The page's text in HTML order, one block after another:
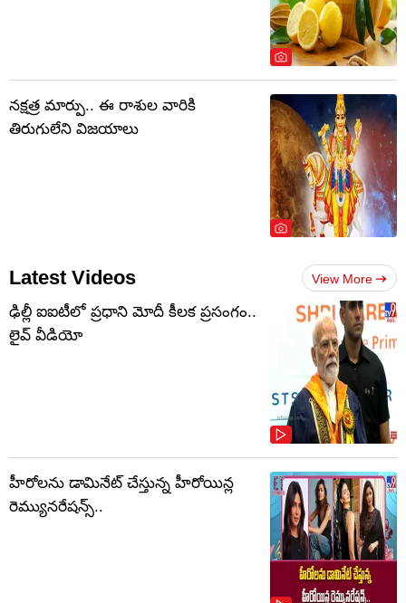
నక్షత్ర మార్పు.. ఈ రాశుల వారికి
తిరుగులేని విజయాలు
Latest Videos View More
ఢిల్లీ ఐఐటీలో ప్రధాని మోదీ కీలక ప్రసంగం..
లైవ్ వీడియో
హీరోలను డామినేట్ చేస్తున్న హీరోయిన్ల
రెమ్యునరేషన్స్..